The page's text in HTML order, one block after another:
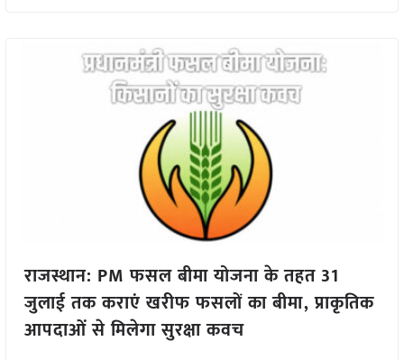
राजस्थान: PM फसल बीमा योजना के तहत 31
जुलाई तक कराएं खरीफ फसलों का बीमा, प्राकृतिक
आपदाओं से मिलेगा सुरक्षा कवच